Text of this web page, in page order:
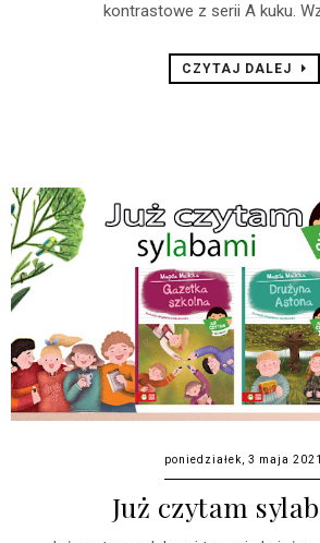
kontrastowe z serii A kuku.
CZYTAJ DALEJ
poniedziałek, 3 maja 2021
Już czytam